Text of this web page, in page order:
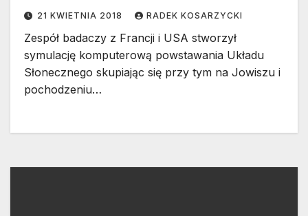
21 KWIETNIA 2018 RADEK KOSARZYCKI
Zespół badaczy z Francji i USA stworzył
symulację komputerową powstawania Układu
Słonecznego skupiając się przy tym na Jowiszu i
pochodzeniu…